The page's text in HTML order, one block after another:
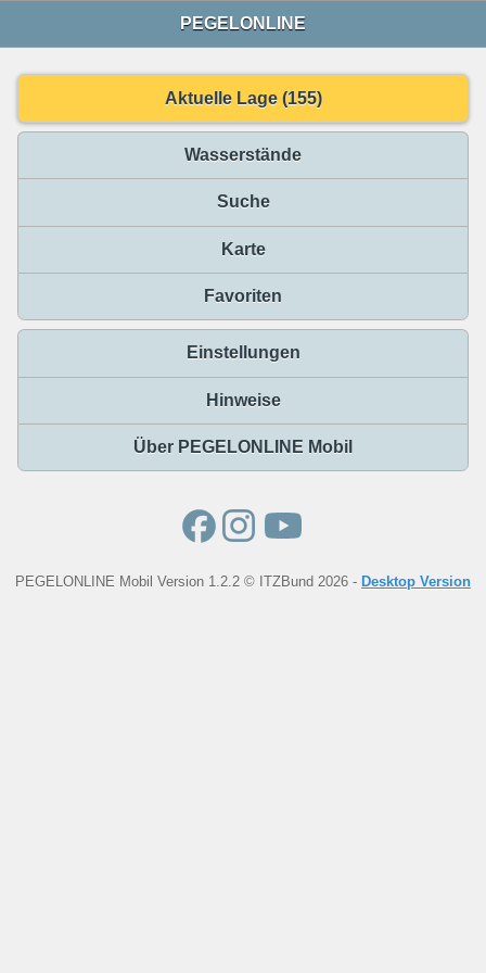
PEGELONLINE
Aktuelle Lage (155)
Wasserstände
Suche
Karte
Favoriten
Einstellungen
Hinweise
Über PEGELONLINE Mobil
PEGELONLINE Mobil Version 1.2.2 © ITZBund 2026 - Desktop Version